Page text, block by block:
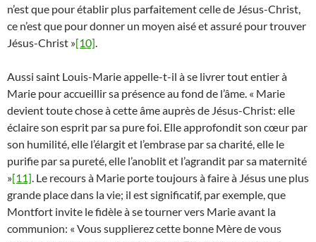
n’est que pour établir plus parfaitement celle de Jésus-Christ,
ce n’est que pour donner un moyen aisé et assuré pour trouver
Jésus-Christ »[10].
Aussi saint Louis-Marie appelle-t-il à se livrer tout entier à
Marie pour accueillir sa présence au fond de l’âme. « Marie
devient toute chose à cette âme auprès de Jésus-Christ: elle
éclaire son esprit par sa pure foi. Elle approfondit son cœur par
son humilité, elle l’élargit et l’embrase par sa charité, elle le
purifie par sa pureté, elle l’anoblit et l’agrandit par sa maternité
»[11]. Le recours à Marie porte toujours à faire à Jésus une plus
grande place dans la vie; il est significatif, par exemple, que
Montfort invite le fidèle à se tourner vers Marie avant la
communion: « Vous supplierez cette bonne Mère de vous